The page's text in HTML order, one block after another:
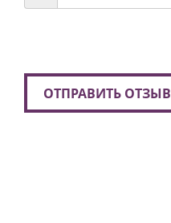
ОТПРАВИТЬ ОТЗЫВ